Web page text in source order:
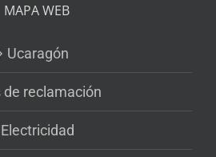
MAPA WEB
Ucaragón
de reclamación
Electricidad